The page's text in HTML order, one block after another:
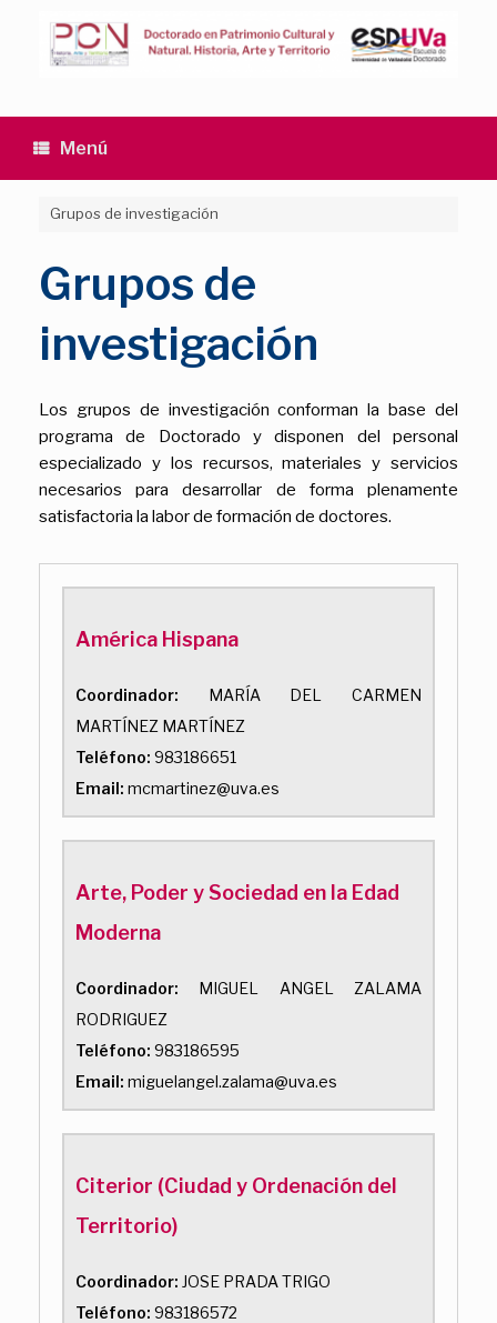
contenido
Menú
Grupos de investigación
Grupos de
investigación
Los grupos de investigación conforman la base del
programa de Doctorado y disponen del personal
especializado y los recursos, materiales y servicios
necesarios para desarrollar de forma plenamente
satisfactoria la labor de formación de doctores.
América Hispana
Coordinador: MARÍA DEL CARMEN
MARTÍNEZ MARTÍNEZ
Teléfono: 983186651
Email: mcmartinez@uva.es
Arte, Poder y Sociedad en la Edad
Moderna
Coordinador: MIGUEL ANGEL ZALAMA
RODRIGUEZ
Teléfono: 983186595
Email: miguelangel.zalama@uva.es
Citerior (Ciudad y Ordenación del
Territorio)
Coordinador: JOSE PRADA TRIGO
Teléfono: 983186572